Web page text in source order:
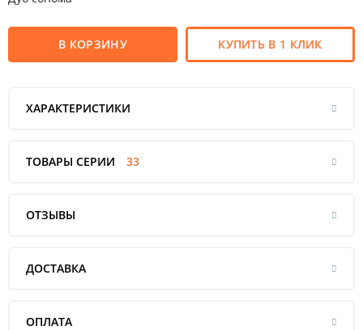
В КОРЗИНУ КУПИТЬ В 1 КЛИК
ХАРАКТЕРИСТИКИ
ТОВАРЫ СЕРИИ 33
ОТЗЫВЫ
ДОСТАВКА
ОПЛАТА